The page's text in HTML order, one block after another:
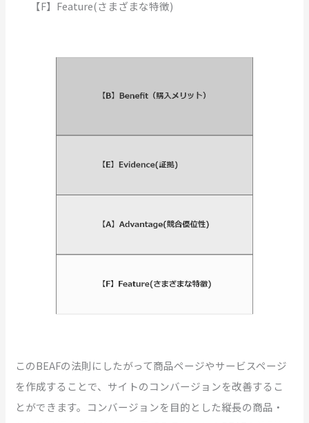
【F】Feature(さまざまな特徴)
このBEAFの法則にしたがって商品ページやサービスページ
を作成することで、サイトのコンバージョンを改善するこ
とができます。コンバージョンを目的とした縦長の商品・